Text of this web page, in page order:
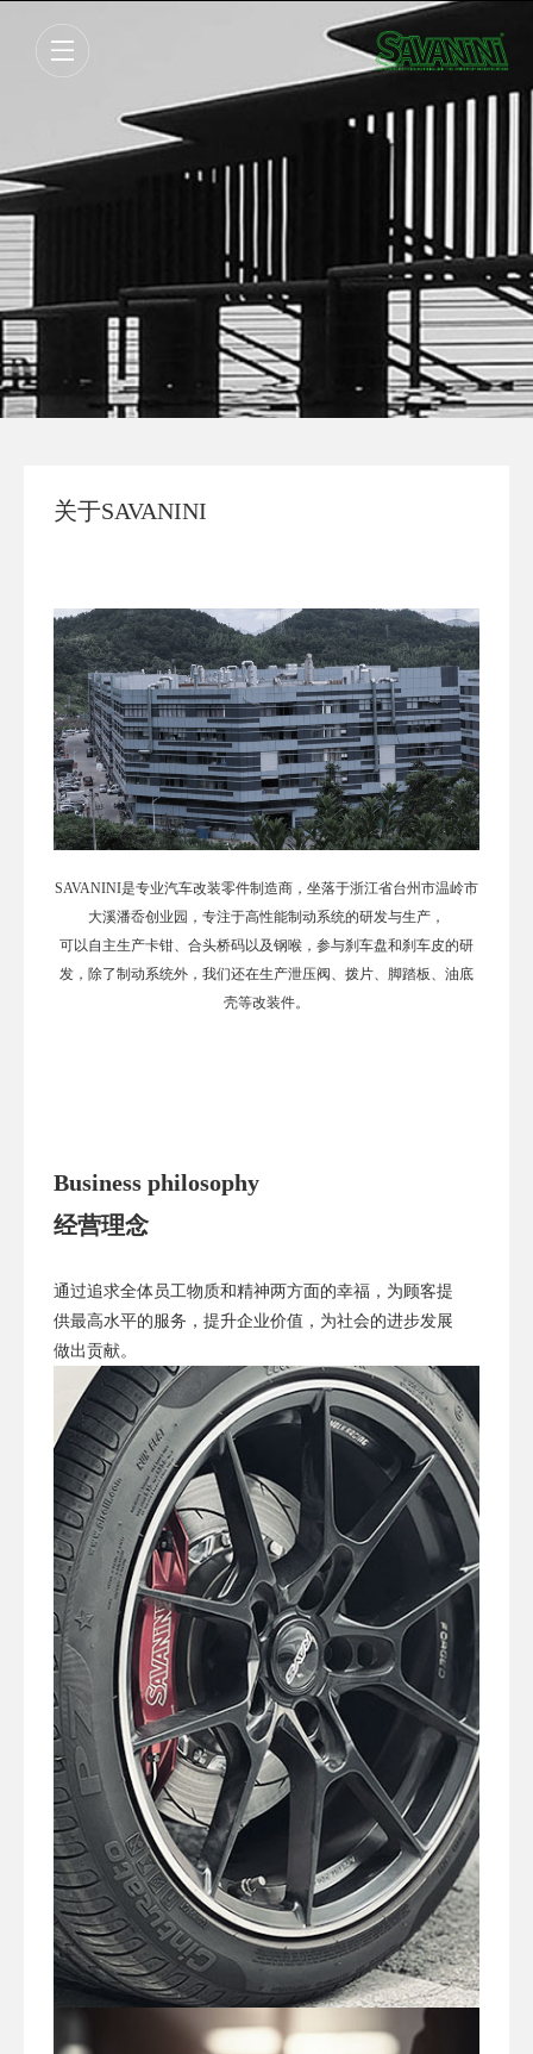
关于SAVANINI
SAVANINI是专业汽车改装零件制造商，坐落于浙江省台州市温岭市
大溪潘岙创业园，专注于高性能制动系统的研发与生产，
可以自主生产卡钳、合头桥码以及钢喉，参与刹车盘和刹车皮的研
发，除了制动系统外，我们还在生产泄压阀、拨片、脚踏板、油底
壳等改装件。
Business philosophy
经营理念
通过追求全体员工物质和精神两方面的幸福，为顾客提
供最高水平的服务，提升企业价值，为社会的进步发展
做出贡献。